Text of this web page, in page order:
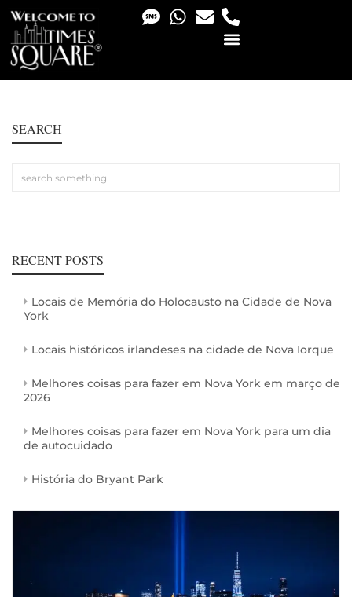
SEARCH
RECENT POSTS
Locais de Memória do Holocausto na Cidade de Nova
York
Locais históricos irlandeses na cidade de Nova Iorque
Melhores coisas para fazer em Nova York em março de
2026
Melhores coisas para fazer em Nova York para um dia
de autocuidado
História do Bryant Park